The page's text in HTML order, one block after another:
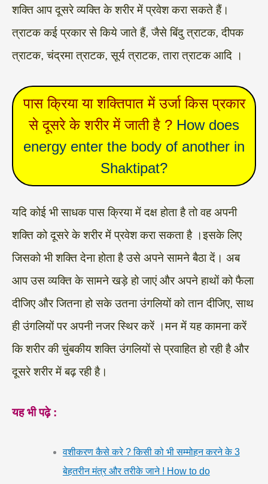
शक्ति आप दूसरे व्यक्ति के शरीर में प्रवेश करा सकते हैं।
त्राटक कई प्रकार से किये जाते हैं, जैसे बिंदु त्राटक, दीपक
त्राटक, चंद्रमा त्राटक, सूर्य त्राटक, तारा त्राटक आदि ।
पास क्रिया या शक्तिपात में उर्जा किस प्रकार
से दूसरे के शरीर में जाती है ? How does
energy enter the body of another in
Shaktipat?
यदि कोई भी साधक पास क्रिया में दक्ष होता है तो वह अपनी
शक्ति को दूसरे के शरीर में प्रवेश करा सकता है ।इसके लिए
जिसको भी शक्ति देना होता है उसे अपने सामने बैठा दें। अब
आप उस व्यक्ति के सामने खड़े हो जाएं और अपने हाथों को फैला
दीजिए और जितना हो सके उतना उंगलियों को तान दीजिए, साथ
ही उंगलियों पर अपनी नजर स्थिर करें ।मन में यह कामना करें
कि शरीर की चुंबकीय शक्ति उंगलियों से प्रवाहित हो रही है और
दूसरे शरीर में बढ़ रही है।
यह भी पढ़े :
वशीकरण कैसे करे ? किसी को भी सम्मोहन करने के 3
बेहतरीन मंत्र और तरीके जाने ! How to do